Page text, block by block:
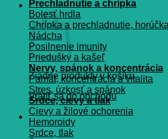
Košík
Žiadne produkty v košíku.
Vrátiť sa do obchodu
Prechladnutie a chrípka
Bolesť hrdla
Chrípka a prechladnutie, horúčka
Nádcha
Posilnenie imunity
Priedušky a kašeľ
Nervy, spánok a koncentrácia
Pamät, koncentrácia a vitalita
Stres, úzkosť a spánok
Srdce, cievy a tlak
Cievy a žilové ochorenia
Hemoroidy
Srdce, tlak